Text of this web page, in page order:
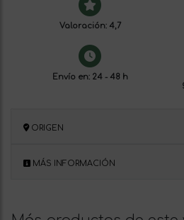
Valoración: 4,7
Envío en: 24 - 48 h
ORIGEN
MÁS INFORMACIÓN